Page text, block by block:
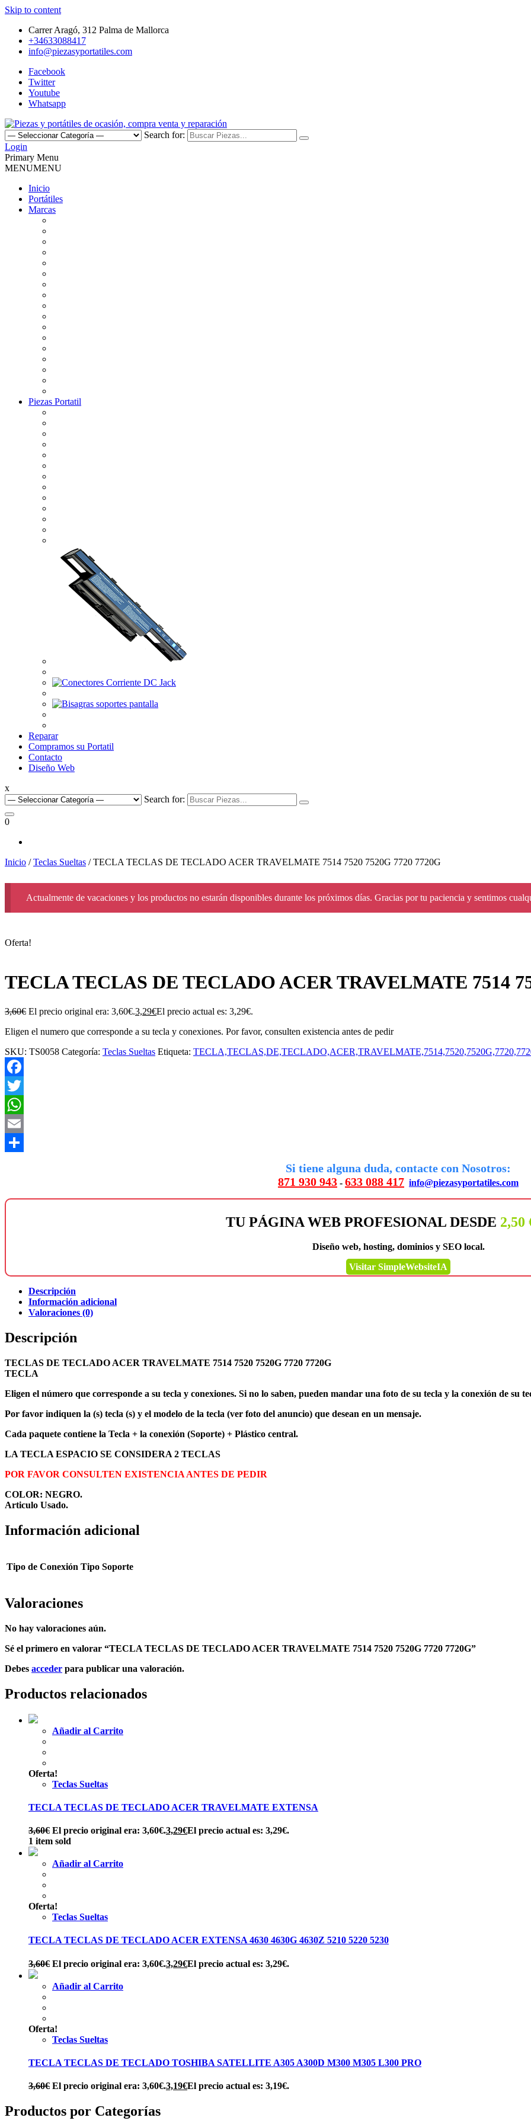
Skip to content
Carrer Aragó, 312 Palma de Mallorca
+34633088417
info@piezasyportatiles.com
Facebook
Twitter
Youtube
Whatsapp
Piezas y portátiles de ocasión, compra venta y reparación
Todo lo que necesitas para reparar tu portatil, Pantallas, Teclas, Teclados, Baterías, Carcasas, Placas, Gráficas, Procesadores, Ventiladores
Search for:
Login
Primary Menu
MENUMENU
Inicio
Portátiles
Marcas
Piezas Portatil
Reparar
Compramos su Portatil
Contacto
Diseño Web
x
Search for:
0
Inicio /Teclas Sueltas / TECLA TECLAS DE TECLADO ACER TRAVELMATE 7514 7520 7520G 7720 7720G
Actualmente de vacaciones y los productos no estarán disponibles durante los próximos días. Gracias por tu paciencia y sentimos
Oferta!
TECLA TECLAS DE TECLADO ACER TRAVELMATE 7514
3,60€ El precio original era: 3,60€.3,29€El precio actual es: 3,29€.
Eligen el numero que corresponde a su tecla y conexiones. Por favor, consulten existencia antes de pedir
SKU: TS0058 Categoría: Teclas Sueltas Etiqueta:
Facebook
Twitter
WhatsApp
Email
Si tiene alguna duda, contacte con Nosotros:
871 930 943 - 633 088 417 info@piezasyportatiles.com
TU PÁGINA WEB PROFESIONAL DESDE 2,50
Diseño web, hosting, dominios y SEO local.
Visitar SimpleWebsiteIA
Descripción
Información adicional
Valoraciones (0)
Descripción
TECLAS DE TECLADO ACER TRAVELMATE 7514 7520 7520G 7720 7720G
TECLA
Eligen el número que corresponde a su tecla y conexiones. Si no lo saben, pueden mandar una foto de su tecla y la conexión de su
Por favor indiquen la (s) tecla (s) y el modelo de la tecla (ver foto del anuncio) que desean en un mensaje.
Cada paquete contiene la Tecla + la conexión (Soporte) + Plástico central.
LA TECLA ESPACIO SE CONSIDERA 2 TECLAS
POR FAVOR CONSULTEN EXISTENCIA ANTES DE PEDIR
COLOR: NEGRO.
Articulo Usado.
Información adicional
Tipo de Conexión Tipo Soporte
Valoraciones
No hay valoraciones aún.
Sé el primero en valorar “TECLA TECLAS DE TECLADO ACER TRAVELMATE 7514 7520 7520G 7720 7720G”
Debes acceder para publicar una valoración.
Productos relacionados
Añadir al Carrito
Oferta!
Teclas Sueltas
TECLA TECLAS DE TECLADO ACER TRAVELMATE EXTENSA
3,60€ El precio original era: 3,60€.3,29€El precio actual es: 3,29€.
1 item sold
Añadir al Carrito
Oferta!
Teclas Sueltas
TECLA TECLAS DE TECLADO ACER EXTENSA 4630 4630G 4630Z 5210 5220 5230
3,60€ El precio original era: 3,60€.3,29€El precio actual es: 3,29€.
Añadir al Carrito
Oferta!
Teclas Sueltas
TECLA TECLAS DE TECLADO TOSHIBA SATELLITE A305 A300D M300 M305 L300 PRO
3,60€ El precio original era: 3,60€.3,19€El precio actual es: 3,19€.
Productos por Categorías